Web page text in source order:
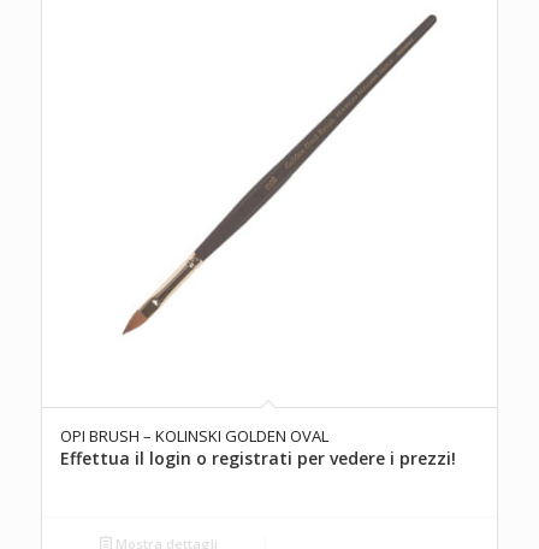
OPI BRUSH – KOLINSKI GOLDEN OVAL
Effettua il login o registrati per vedere i prezzi!
Mostra dettagli